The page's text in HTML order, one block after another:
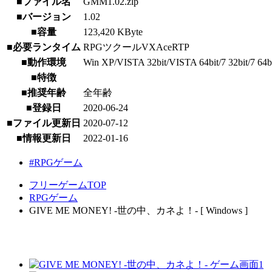
■バージョン
1.02
■容量
123,420 KByte
■必要ランタイム RPGツクールVXAceRTP
■動作環境
Win XP/VISTA 32bit/VISTA 64bit/7 32bit/7
■特徴
■推奨年齢
全年齢
■登録日
2020-06-24
■ファイル更新日 2020-07-12
■情報更新日
2022-01-16
#RPGゲーム
フリーゲームTOP
RPGゲーム
GIVE ME MONEY! -世の中、カネよ！- [ Windows ]